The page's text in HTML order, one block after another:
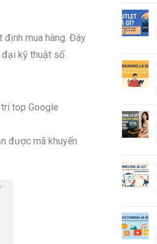
định mua hàng. Đây
kỹ thuật số.
top Google
được mã khuyến